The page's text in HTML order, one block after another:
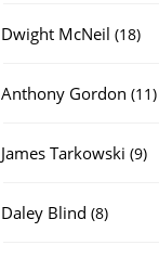
Dwight McNeil 1818
Anthony Gordon 1111
James Tarkowski 99
Daley Blind 88